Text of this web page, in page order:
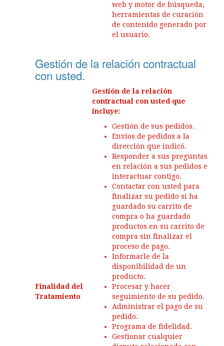
web y motor de búsqueda,
herramientas de curación
de contenido generado por
el usuario.
Gestión de la relación contractual
con usted.
Finalidad del
Tratamiento
Gestión de la relación
contractual con usted que
incluye:
Gestión de sus pedidos.
Envíos de pedidos a la
dirección que indicó.
Responder a sus preguntas
en relación a sus pedidos e
interactuar contigo.
Contactar con usted para
finalizar su pedido si ha
guardado su carrito de
compra o ha guardado
productos en su carrito de
compra sin finalizar el
proceso de pago.
Informarle de la
disponibilidad de un
producto.
Procesar y hacer
seguimiento de su pedido.
Administrar el pago de su
pedido.
Programa de fidelidad.
Gestionar cualquier